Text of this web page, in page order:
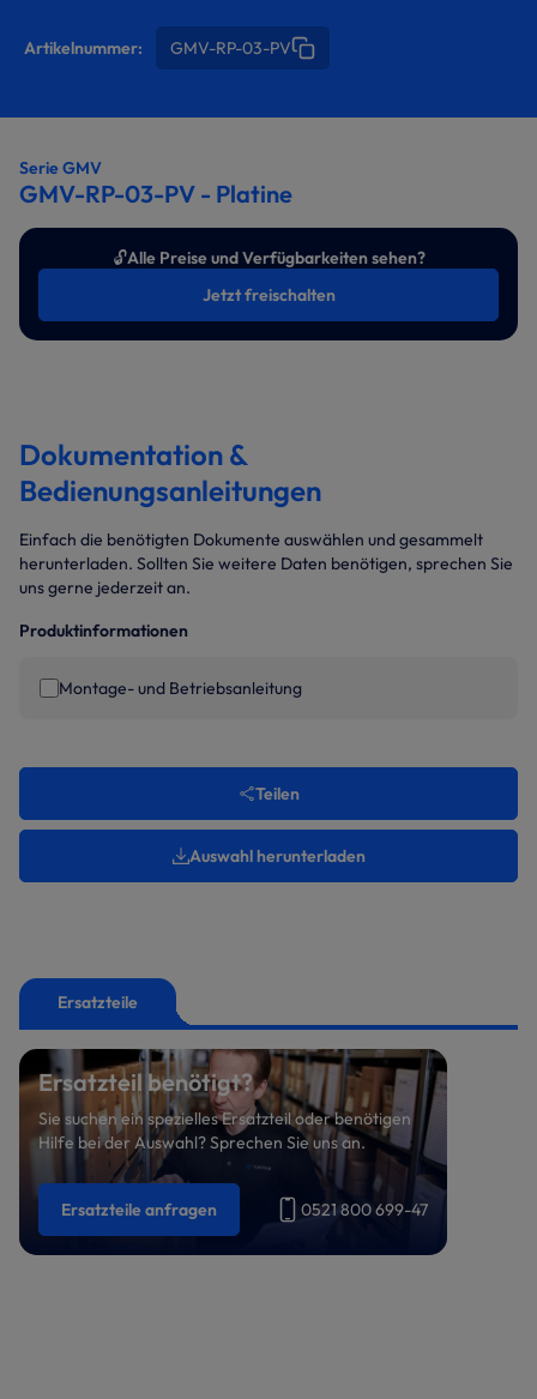
Artikelnummer: GMV-RP-03-PV
Serie GMV
GMV-RP-03-PV - Platine
🔓Alle Preise und Verfügbarkeiten sehen?
Jetzt freischalten
Dokumentation &
Bedienungsanleitungen
Einfach die benötigten Dokumente auswählen und gesammelt
herunterladen. Sollten Sie weitere Daten benötigen, sprechen Sie
uns gerne jederzeit an.
Produktinformationen
Montage- und Betriebsanleitung
Teilen
Auswahl herunterladen
Ersatzteile
Ersatzteil benötigt?
Sie suchen ein spezielles Ersatzteil oder benötigen
Hilfe bei der Auswahl? Sprechen Sie uns an.
Ersatzteile anfragen 0521 800 699-47